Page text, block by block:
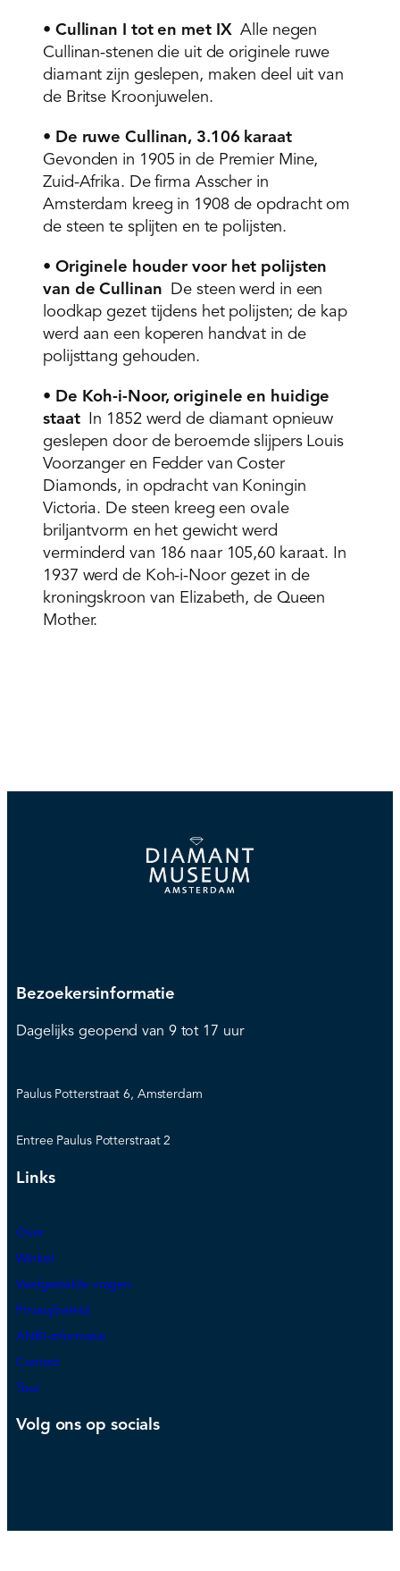
• Cullinan I tot en met IXAlle negen
Cullinan-stenen die uit de originele ruwe
diamant zijn geslepen, maken deel uit van
de Britse Kroonjuwelen.
• De ruwe Cullinan, 3.106 karaat
Gevonden in 1905 in de Premier Mine,
Zuid-Afrika. De firma Asscher in
Amsterdam kreeg in 1908 de opdracht om
de steen te splijten en te polijsten.
• Originele houder voor het polijsten
van de Cullinan De steen werd in een
loodkap gezet tijdens het polijsten; de kap
werd aan een koperen handvat in de
polijsttang gehouden.
• De Koh-i-Noor, originele en huidige
staatIn 1852 werd de diamant opnieuw
geslepen door de beroemde slijpers Louis
Voorzanger en Fedder van Coster
Diamonds, in opdracht van Koningin
Victoria. De steen kreeg een ovale
briljantvorm en het gewicht werd
verminderd van 186 naar 105,60 karaat. In
1937 werd de Koh-i-Noor gezet in de
kroningskroon van Elizabeth, de Queen
Mother.
Bezoekersinformatie
Dagelijks geopend van 9 tot 17 uur
Paulus Potterstraat 6, Amsterdam
Entree Paulus Potterstraat 2
Links
Over
Winkel
Veelgestelde vragen
Privacybeleid
ANBI-informatie
Contact
Tour
Volg ons op socials